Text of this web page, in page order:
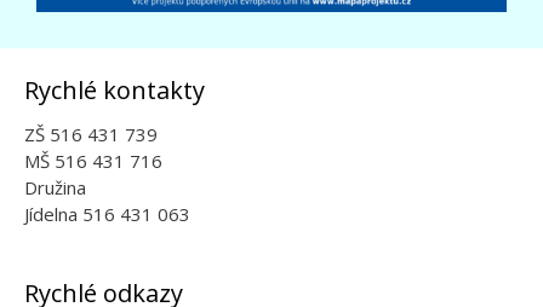
Rychlé kontakty
ZŠ 516 431 739
MŠ 516 431 716
Družina
Jídelna 516 431 063
Rychlé odkazy